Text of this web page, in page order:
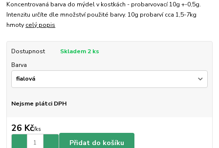
Koncentrovaná barva do mýdel v kostkách - probarvovací 10g +-0,5g.
Intenzitu určíte dle množství použité barvy. 10g probarví cca 1,5-7kg
hmoty celý popis
Dostupnost
Skladem 2 ks
Barva
Nejsme plátci DPH
26 Kč/ks
Přidat do košíku